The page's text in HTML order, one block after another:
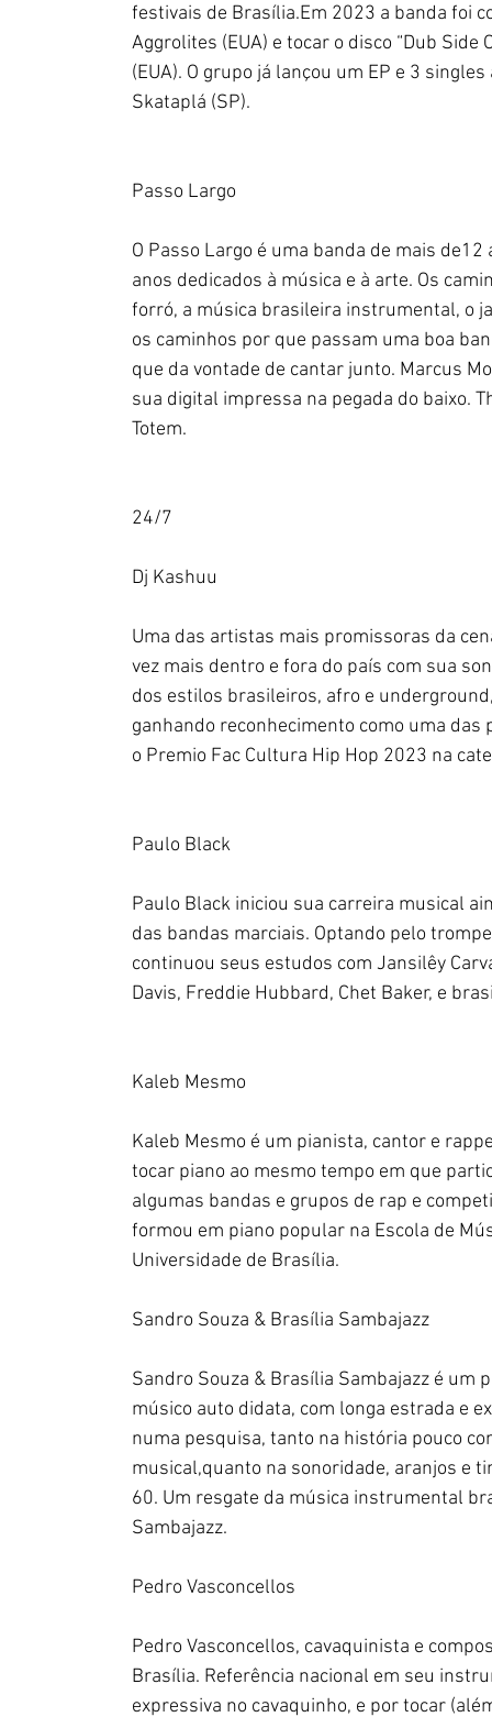
festivais de Brasília.Em 2023 a banda foi
Aggrolites (EUA) e tocar o disco “Dub
(EUA). O grupo já lançou um EP e 3
Skataplá (SP).
Passo Largo
O Passo Largo é uma banda de mais
anos dedicados à música e à arte. Os
forró, a música brasileira instrumental, o
os caminhos por que passam uma boa
que da vontade de cantar junto. Marcus
sua digital impressa na pegada do baixo.
Totem.
24/7
Dj Kashuu
Uma das artistas mais promissoras da
vez mais dentro e fora do país com sua
dos estilos brasileiros, afro e
ganhando reconhecimento como uma das
o Premio Fac Cultura Hip Hop 2023 na
Paulo Black
Paulo Black iniciou sua carreira musical
das bandas marciais. Optando pelo
continuou seus estudos com Jansilêy
Davis, Freddie Hubbard, Chet Baker, e
Kaleb Mesmo
Kaleb Mesmo é um pianista, cantor e
tocar piano ao mesmo tempo em que
algumas bandas e grupos de rap e
formou em piano popular na Escola de
Universidade de Brasília.
Sandro Souza & Brasília Sambajazz
Sandro Souza & Brasília Sambajazz é
músico auto didata, com longa estrada e
numa pesquisa, tanto na história pouco
musical,quanto na sonoridade, aranjos e
60. Um resgate da música instrumental
Sambajazz.
Pedro Vasconcellos
Pedro Vasconcellos, cavaquinista e
Brasília. Referência nacional em seu
expressiva no cavaquinho, e por tocar